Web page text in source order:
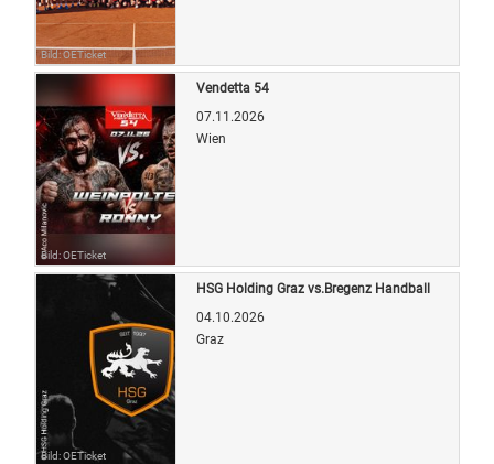
Bild: OETicket
Bild: OETicket
Vendetta 54
07.11.2026
Wien
Bild: OETicket
HSG Holding Graz vs.Bregenz Handball
04.10.2026
Graz